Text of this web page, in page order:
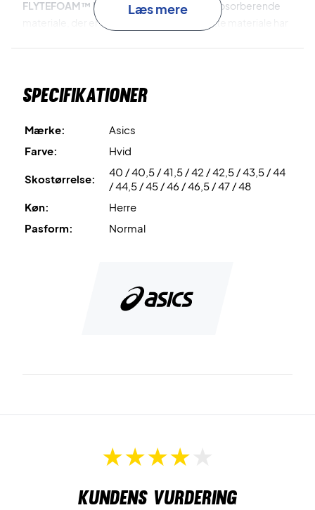
FLYTEFOAM™ Propel
er det lette og stødabsorberende
materiale, der er brugt til mellemsålen. Dette materiale har
Oplev komforten på badmintonbanen - køb dette par
Farve: Hvid med grønne og sorte detaljer.
Læs mere
Specifikationer
Mærke:
Asics
Farve:
Hvid
Skostørrelse:
40 / 40,5 / 41,5 / 42 / 42,5 / 43,5 / 44
/ 44,5 / 45 / 46 / 46,5 / 47 / 48
Køn:
Herre
Pasform:
Normal
Kundens vurdering